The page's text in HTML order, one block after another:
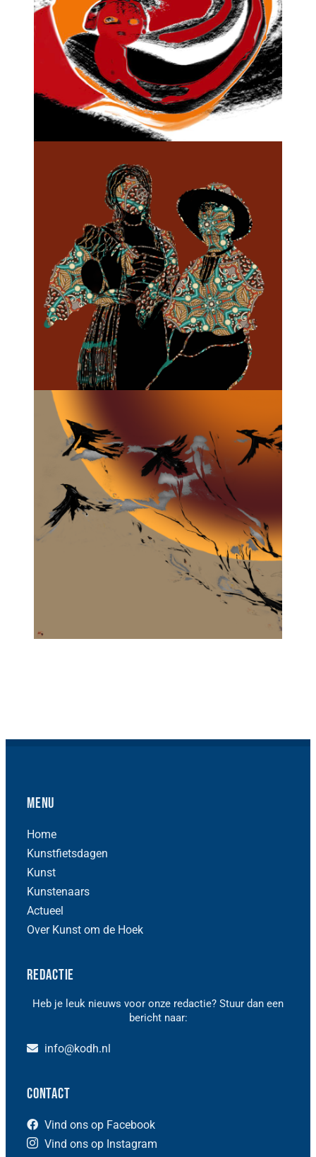
Menu
Home
Kunstfietsdagen
Kunst
Kunstenaars
Actueel
Over Kunst om de Hoek
Redactie
Heb je leuk nieuws voor onze redactie? Stuur dan een
bericht naar:
info@kodh.nl
Contact
Vind ons op Facebook
Vind ons op Instagram